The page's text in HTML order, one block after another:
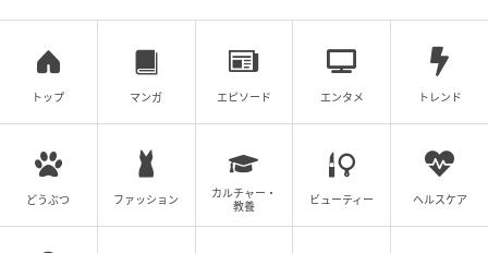
トップ マンガ エピソード エンタメ トレンド
どうぶつ ファッション
カルチャー・
教養
ビューティー ヘルスケア